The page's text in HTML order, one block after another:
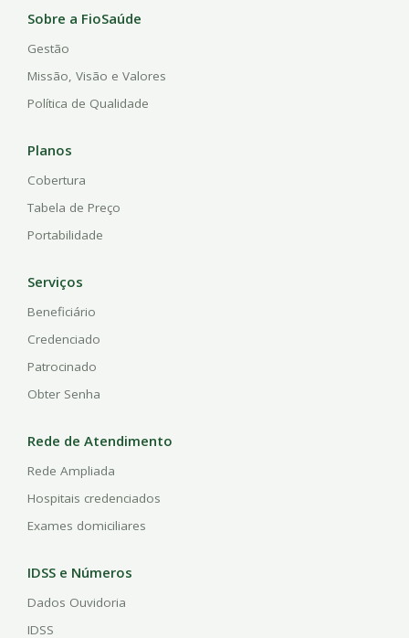
Sobre a FioSaúde
Gestão
Missão, Visão e Valores
Política de Qualidade
Planos
Cobertura
Tabela de Preço
Portabilidade
Serviços
Beneficiário
Credenciado
Patrocinado
Obter Senha
Rede de Atendimento
Rede Ampliada
Hospitais credenciados
Exames domiciliares
IDSS e Números
Dados Ouvidoria
IDSS